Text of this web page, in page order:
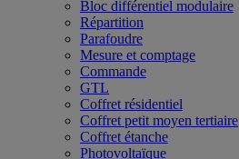
Bloc différentiel modulaire
Répartition
Parafoudre
Mesure et comptage
Commande
GTL
Coffret résidentiel
Coffret petit moyen tertiaire
Coffret étanche
Photovoltaïque